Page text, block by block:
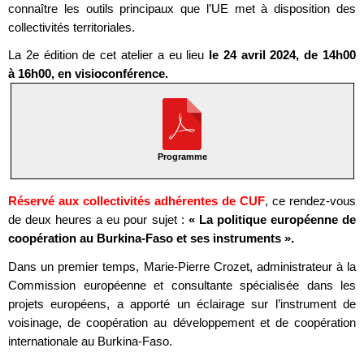
connaître les outils principaux que l’UE met à disposition des
collectivités territoriales.
La 2e édition de cet atelier a eu lieu le 24 avril 2024, de 14h00
à 16h00, en visioconférence.
Programme
Réservé aux collectivités adhérentes de CUF, ce rendez-vous
de deux heures a eu pour sujet : « La politique européenne de
coopération au Burkina-Faso et ses instruments ».
Dans un premier temps, Marie-Pierre Crozet, administrateur à la
Commission européenne et consultante spécialisée dans les
projets européens, a apporté un éclairage sur l’instrument de
voisinage, de coopération au développement et de coopération
internationale au Burkina-Faso.